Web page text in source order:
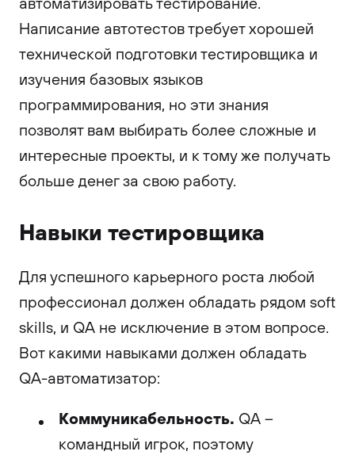
Написание автотестов требует хорошей
технической подготовки тестировщика и
изучения базовых языков
программирования, но эти знания
позволят вам выбирать более сложные и
интересные проекты, и к тому же получать
больше денег за свою работу.
Навыки тестировщика
Для успешного карьерного роста любой
профессионал должен обладать рядом soft
skills, и QA не исключение в этом вопросе.
Вот какими навыками должен обладать
QA-автоматизатор:
Коммуникабельность. QA –
командный игрок, поэтому